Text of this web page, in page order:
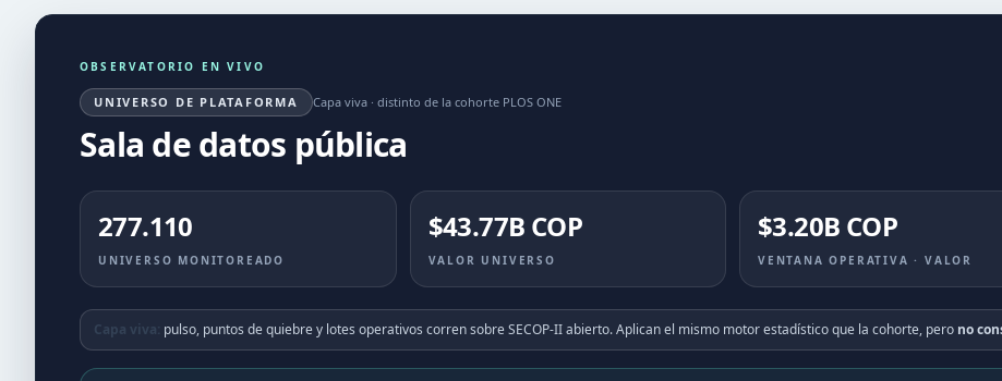
OBSERVATORIO EN VIVO
UNIVERSO DE PLATAFORMA Capa viva · distinto de la cohorte PLOS ONE
Sala de datos pública
277.110
UNIVERSO MONITOREADO
$43.77B COP
VALOR UNIVERSO
$3.20B COP
VENTANA OPERATIVA · VALOR
Capa viva: pulso, puntos de quiebre y lotes operativos corren sobre SECOP-II abierto. Aplican el mismo motor estadístico que la cohorte, pero no